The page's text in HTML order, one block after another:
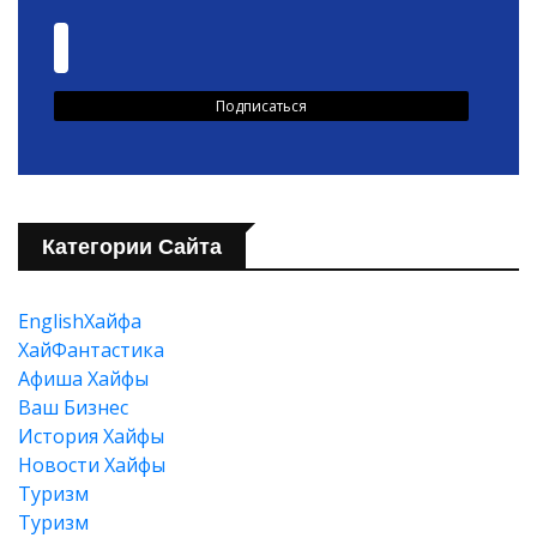
Категории Сайта
EnglishХайфа
XайФантастика
Афиша Хайфы
Ваш Бизнес
История Хайфы
Новости Хайфы
Туризм
Туризм